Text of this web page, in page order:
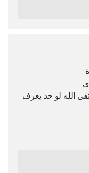
الله لو حد يعرف